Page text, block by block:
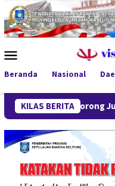
Loncat
ke
konten
Mobile
Beranda Nasional
KILAS BERITA
FC Borong Juara 1 dan 3